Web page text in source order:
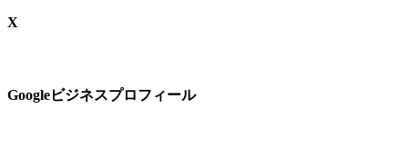
X
Googleビジネスプロフィール